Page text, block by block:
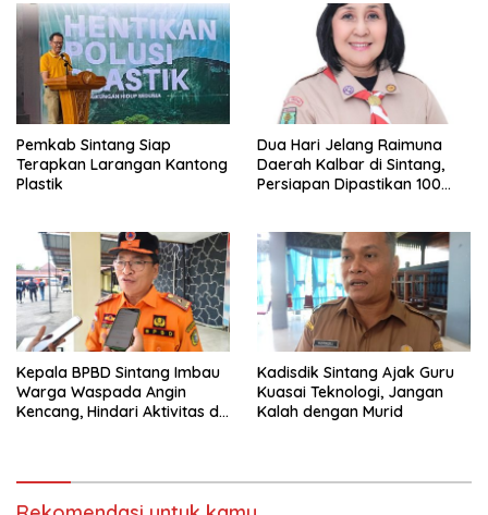
Pemkab Sintang Siap
Terapkan Larangan Kantong
Plastik
Dua Hari Jelang Raimuna
Daerah Kalbar di Sintang,
Persiapan Dipastikan 100
Kepala BPBD Sintang Imbau
Warga Waspada Angin
Kencang, Hindari Aktivitas di
Kadisdik Sintang Ajak Guru
Kuasai Teknologi, Jangan
Kalah dengan Murid